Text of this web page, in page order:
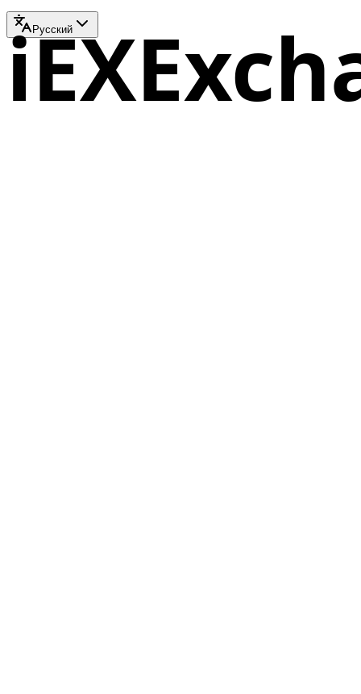
Русский